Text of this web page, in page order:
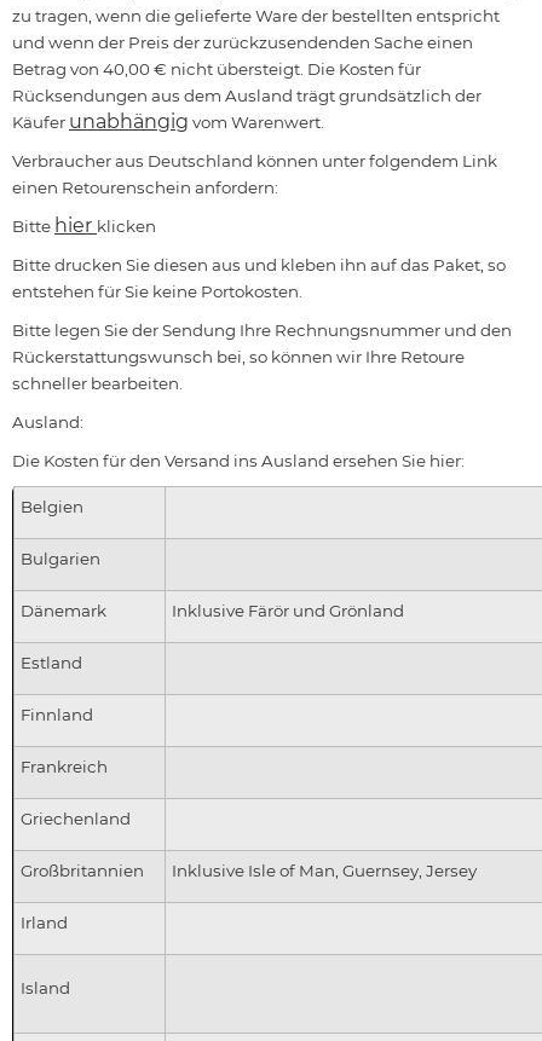
zu tragen, wenn die gelieferte Ware der bestellten entspricht
und wenn der Preis der zurückzusendenden Sache einen
Betrag von 40,00 € nicht übersteigt. Die Kosten für
Rücksendungen aus dem Ausland trägt grundsätzlich der
Käufer unabhängig vom Warenwert.
Verbraucher aus Deutschland können unter folgendem Link
einen Retourenschein anfordern:
Bitte hier klicken
Bitte drucken Sie diesen aus und kleben ihn auf das Paket, so
entstehen für Sie keine Portokosten.
Bitte legen Sie der Sendung Ihre Rechnungsnummer und den
Rückerstattungswunsch bei, so können wir Ihre Retoure
schneller bearbeiten.
Ausland:
Die Kosten für den Versand ins Ausland ersehen Sie hier:
Belgien
Bulgarien
Dänemark Inklusive Färör und Grönland
Estland
Finnland
Frankreich
Griechenland
Großbritannien Inklusive Isle of Man, Guernsey, Jersey
Irland
Island